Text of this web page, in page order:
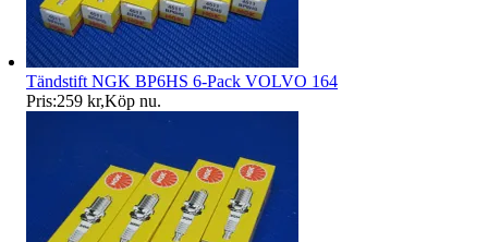
Tändstift NGK BP6HS 6-Pack VOLVO 164
Pris:259 kr,Köp nu.